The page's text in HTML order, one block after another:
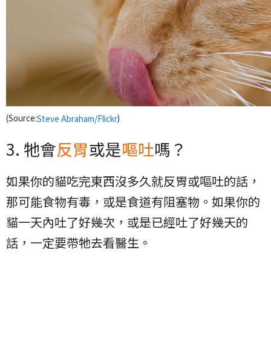
(Source:Steve Abraham/Flickr)
3. 牠會反胃或是嘔吐嗎？
如果你的貓吃完東西沒多久就反胃或嘔吐的話，
那可能食物有毒，或是食道有阻塞物。如果你的
貓一天內吐了好幾次，或是已經吐了好幾天的
話，一定要帶牠去看醫生。